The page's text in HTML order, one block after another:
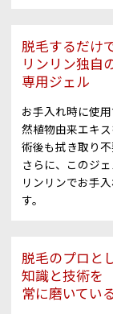
脱毛するだけ
リンリン独自
専用ジェル
お手入れ時に使
然植物由来エキ
術後も拭き取り
さらに、このジ
リンリンでお手
す。
脱毛のプロと
知識と技術を
常に磨いてい